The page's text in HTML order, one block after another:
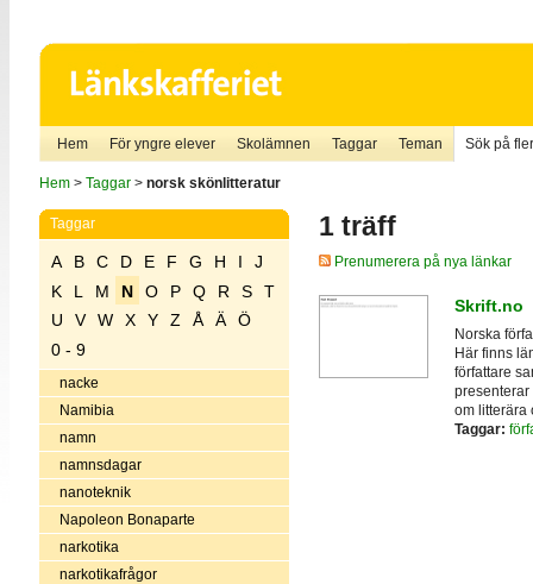
Hem För yngre elever Skolämnen Taggar Teman Sök på
Hem> Taggar> norsk skönlitteratur
Taggar
A B C D E F G H I
J
K
L M N O P Q R S
T
U
V W X Y Z Å Ä
Ö
0 - 9
nacke
Namibia
namn
namnsdagar
nanoteknik
Napoleon Bonaparte
narkotika
narkotikafrågor
1 träff
Prenumerera på nya länkar
Skrift.no
Norska
Här finns
författare
presenterar
om litterära
Taggar: